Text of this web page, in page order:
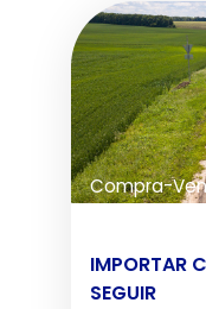
Compra-
IMPORTAR
SEGUIR